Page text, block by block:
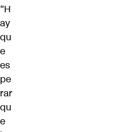
“H
ay
qu
e
es
pe
rar
qu
e